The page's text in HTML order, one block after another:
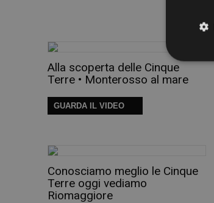
Alla scoperta delle Cinque
Terre • Monterosso al mare
GUARDA IL VIDEO
Conosciamo meglio le Cinque
Terre oggi vediamo
Riomaggiore